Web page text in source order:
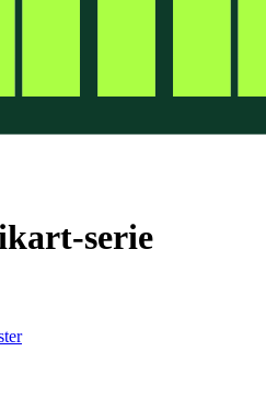
serie